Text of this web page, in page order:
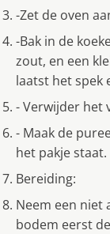
-Zet de oven
-Bak in de
zout, en een
laatst het spek
- Verwijder het
- Maak de
het pakje staat.
Bereiding:
Neem een niet
bodem eerst